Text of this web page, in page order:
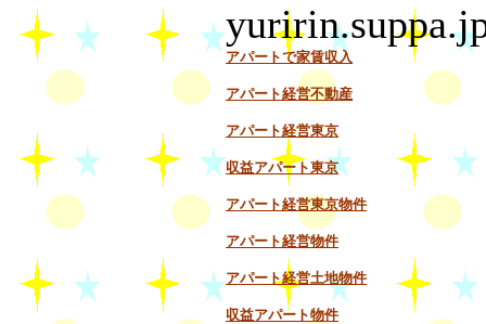
アパートで家賃収入
アパート経営不動産
アパート経営東京
収益アパート東京
アパート経営東京物件
アパート経営物件
アパート経営土地物件
収益アパート物件